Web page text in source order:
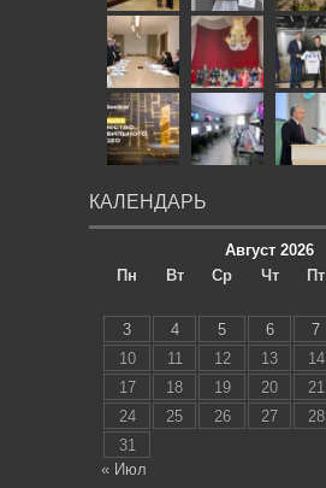
КАЛЕНДАРЬ
Август 2026
Пн
Вт Ср Чт Пт
3
4 5 6 7
10
11 12 13 14
17
18 19 20 21
24
25 26 27 28
31
« Июл